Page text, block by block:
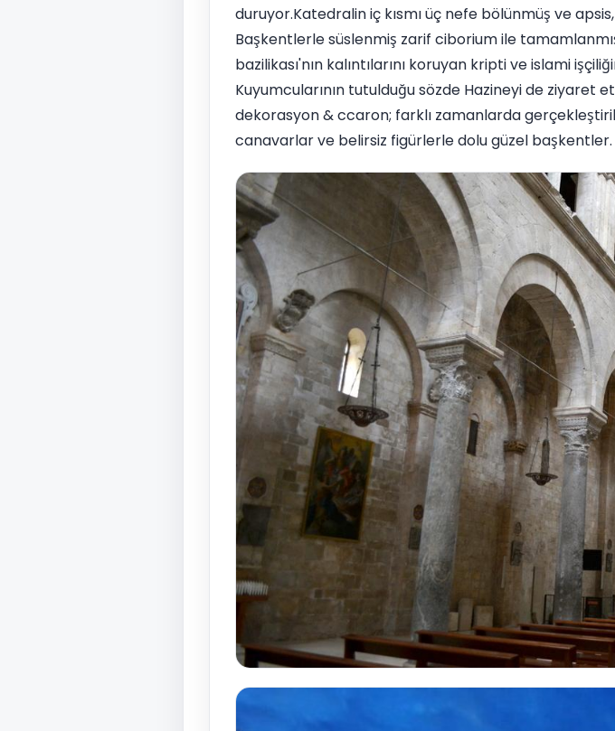
duruyor.Katedralin iç kısmı üç nefe bölünmüş ve
Başkentlerle süslenmiş zarif ciborium ile
bazilikası'nın kalıntılarını koruyan kripti ve islami
Kuyumcularının tutulduğu sözde Hazineyi de ziyaret
dekorasyon & ccaron; farklı zamanlarda
canavarlar ve belirsiz figürlerle dolu güzel başkentler.